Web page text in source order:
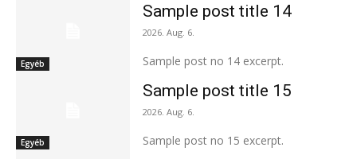
Egyéb
Sample post title 14
2026. Aug. 6.
Sample post no 14 excerpt.
Egyéb
Sample post title 15
2026. Aug. 6.
Sample post no 15 excerpt.